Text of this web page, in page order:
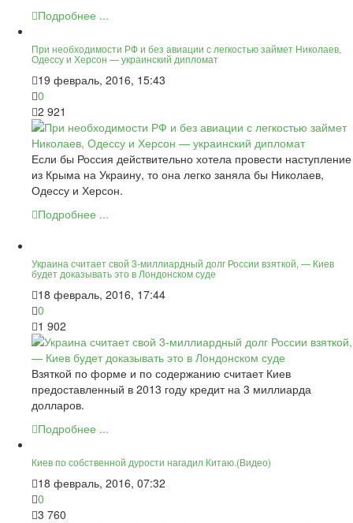
Подробнее ...
При необходимости РФ и без авиации с легкостью займет Николаев,
Одессу и Херсон — украинский дипломат
19 февраль, 2016, 15:43
0
2 921
Если бы Россия действительно хотела провести наступление
из Крыма на Украину, то она легко заняла бы Николаев,
Одессу и Херсон.
Подробнее ...
Украина считает свой 3-миллиардный долг России взяткой, — Киев
будет доказывать это в Лондонском суде
18 февраль, 2016, 17:44
0
1 902
Взяткой по форме и по содержанию считает Киев
предоставленный в 2013 году кредит на 3 миллиарда
долларов.
Подробнее ...
Киев по собственной дурости нагадил Китаю.(Видео)
18 февраль, 2016, 07:32
0
3 760